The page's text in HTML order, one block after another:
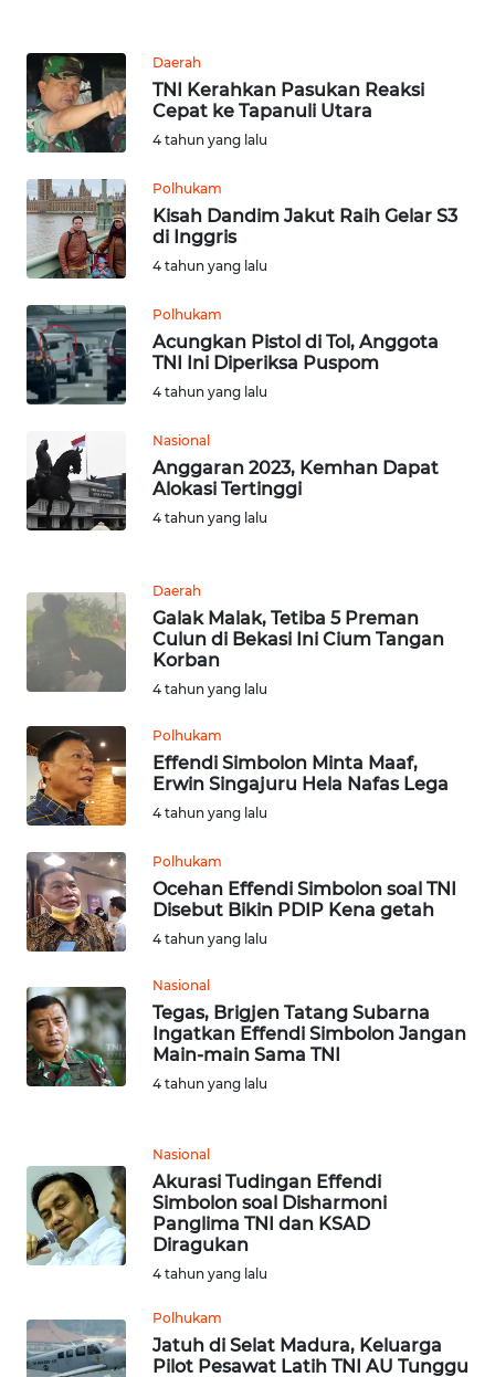
Daerah
TNI Kerahkan Pasukan Reaksi
Cepat ke Tapanuli Utara
4 tahun yang lalu
Polhukam
Kisah Dandim Jakut Raih Gelar S3
di Inggris
4 tahun yang lalu
Polhukam
Acungkan Pistol di Tol, Anggota
TNI Ini Diperiksa Puspom
4 tahun yang lalu
Nasional
Anggaran 2023, Kemhan Dapat
Alokasi Tertinggi
4 tahun yang lalu
Daerah
Galak Malak, Tetiba 5 Preman
Culun di Bekasi Ini Cium Tangan
Korban
4 tahun yang lalu
Polhukam
Effendi Simbolon Minta Maaf,
Erwin Singajuru Hela Nafas Lega
4 tahun yang lalu
Polhukam
Ocehan Effendi Simbolon soal TNI
Disebut Bikin PDIP Kena getah
4 tahun yang lalu
Nasional
Tegas, Brigjen Tatang Subarna
Ingatkan Effendi Simbolon Jangan
Main-main Sama TNI
4 tahun yang lalu
Nasional
Akurasi Tudingan Effendi
Simbolon soal Disharmoni
Panglima TNI dan KSAD
Diragukan
4 tahun yang lalu
Polhukam
Jatuh di Selat Madura, Keluarga
Pilot Pesawat Latih TNI AU Tunggu
SERAMBI
WN
JAMBI
WN
SULTRA
WN
NTB
WN
SULTENG
WN
SULBAR
WN
WN
SUMBAR
WN
WN
BENGKULU
WN
LAMPUNG
WN
WN
NUSANTARA
WN
JATIM
WN
WN
KALBAR